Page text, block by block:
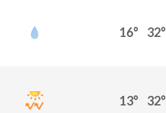
16° 32°
13° 32°